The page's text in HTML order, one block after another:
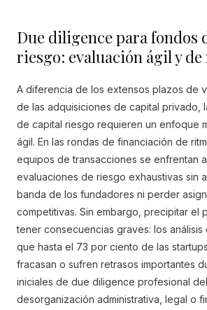
Due diligence para fondos
riesgo: evaluación ágil y
A diferencia de los extensos plazos de
de las adquisiciones de capital privado,
de capital riesgo requieren un enfoque
ágil. En las rondas de financiación de
equipos de transacciones se enfrentan
evaluaciones de riesgo exhaustivas sin
banda de los fundadores ni perder
competitivas. Sin embargo, precipitar el
tener consecuencias graves: los
que hasta el 73 por ciento de las
fracasan o sufren retrasos importantes
iniciales de due diligence profesional
desorganización administrativa, legal o